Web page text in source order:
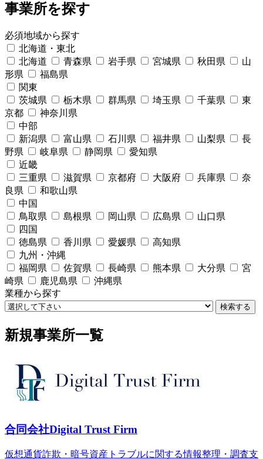
事業所を探す
必須地域から探す
北海道・東北
北海道
青森県 岩手県 宮城県 秋田県
山
形県
福島県
関東
茨城県
栃木県 群馬県 埼玉県 千葉県
東
京都
神奈川県
中部
新潟県
富山県 石川県 福井県 山梨県
長
野県
岐阜県 静岡県
愛知県
近畿
三重県
滋賀県 京都府 大阪府 兵庫県
奈
良県
和歌山県
中国
鳥取県
島根県 岡山県 広島県
山口県
四国
徳島県
香川県 愛媛県
高知県
九州・沖縄
福岡県
佐賀県 長崎県 熊本県 大分県
宮
崎県
鹿児島県
沖縄県
業種から探す
検索する
新規事業所一覧
合同会社Digital Trust Firm
仮想通貨詐欺・暗号資産トラブルに関する情報整理・調査支